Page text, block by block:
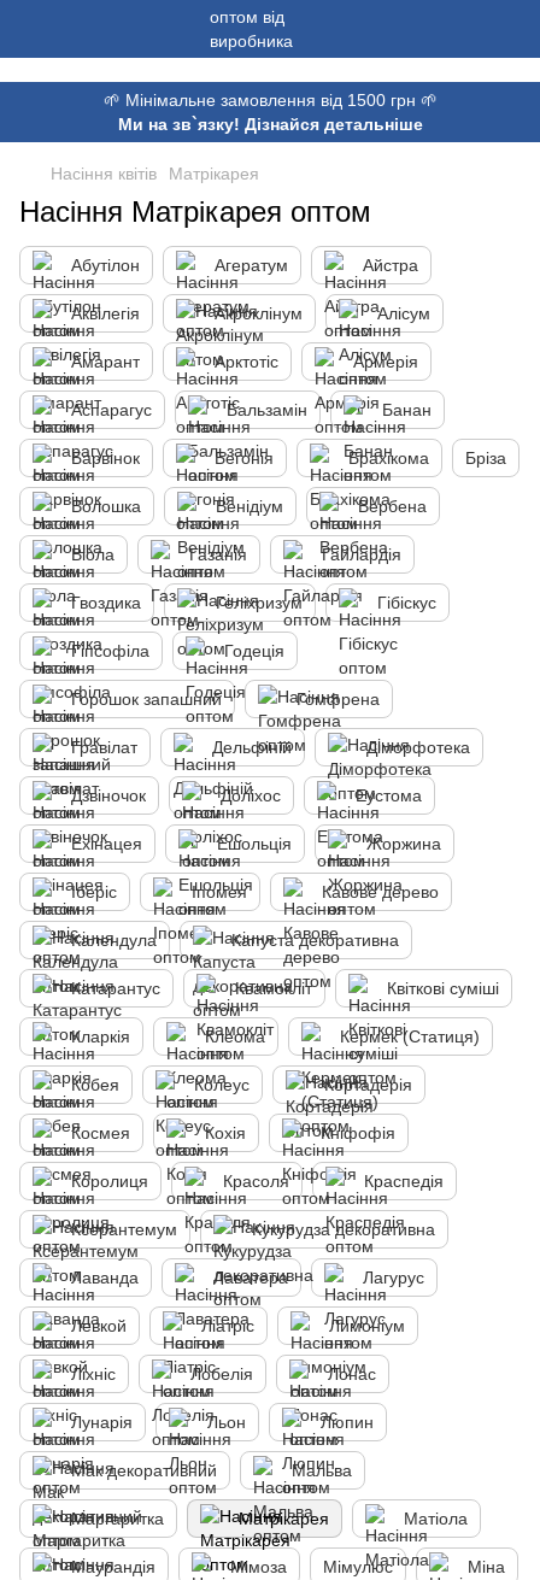
🌱 Мінімальне замовлення від 1500 грн 🌱
Ми на зв`язку! Дізнайся детальніше
Насіння квітів Матрікарея
Насіння Матрікарея оптом
Абутілон Агератум Айстра
Аквілегія Акроклінум Алісум
Амарант Арктотіс Армерія
Аспарагус Бальзамін Банан
Барвінок Бегонія Брахікома Бріза
Волошка Венідіум Вербена
Віола Газанія Гайлардія
Гвоздика Геліхризум Гібіскус
Гіпсофіла Годеція
Горошок запашний Гомфрена
Гравілат Дельфіній Діморфотека
Дзвіночок Доліхос Еустома
Ехінацея Ешольція Жоржина
Іберіс Іпомея Кавове дерево
Календула Капуста декоративна
Катарантус Квамокліт Квіткові суміші
Кларкія Клеома Кермек (Статиця)
Кобея Колеус Кортадерія
Космея Кохія Кніфофія
Королиця Красоля Краспедія
Ксерантемум Кукурудза декоративна
Лаванда Лаватера Лагурус
Левкой Ліатріс Лимоніум
Ліхніс Лобелія Лонас
Лунарія Льон Люпин
Мак декоративний Мальва
Маргаритка Матрікарея Матіола
Маурандія Мімоза Мімулюс Міна